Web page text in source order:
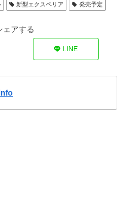
新型エクスペリア 発売予定
ェアする
LINE